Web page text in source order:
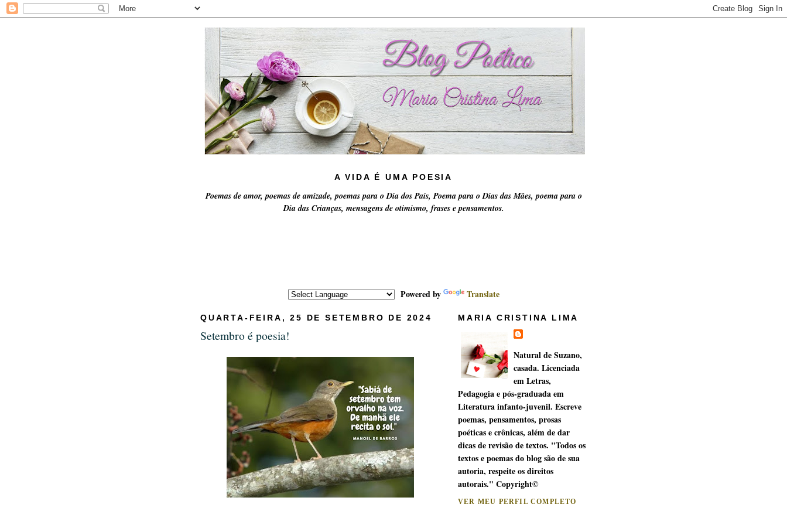
A VIDA É UMA POESIA
Poemas de amor, poemas de amizade, poemas para o Dia dos Pais, Poema para o Dias das Mães, poema para o
Dia das Crianças, mensagens de otimismo, frases e pensamentos.
Powered by Translate
QUARTA-FEIRA, 25 DE SETEMBRO DE 2024
Setembro é poesia!
MARIA CRISTINA LIMA
Natural de Suzano,
casada. Licenciada
em Letras,
Pedagogia e pós-graduada em
Literatura infanto-juvenil. Escreve
poemas, pensamentos, prosas
poéticas e crônicas, além de dar
dicas de revisão de textos. "Todos os
textos e poemas do blog são de sua
autoria, respeite os direitos
autorais." Copyright©
VER MEU PERFIL COMPLETO